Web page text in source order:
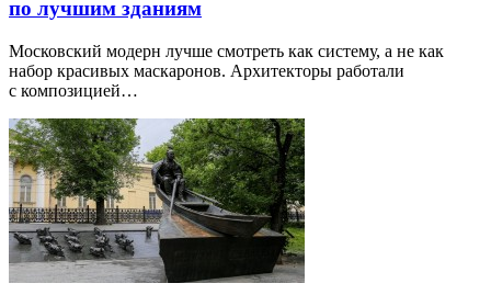
по лучшим зданиям
Московский модерн лучше смотреть как систему, а не как
набор красивых маскаронов. Архитекторы работали
с композицией…